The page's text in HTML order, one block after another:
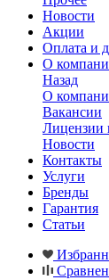
Новости
Акции
Оплата и
О
Назад
О
Вакансии
Лицензии
Новости
Контакты
Услуги
Бренды
Гарантия
Статьи